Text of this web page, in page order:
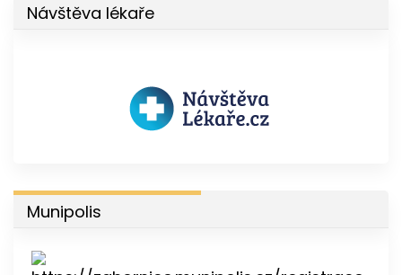
Návštěva lékaře
Munipolis